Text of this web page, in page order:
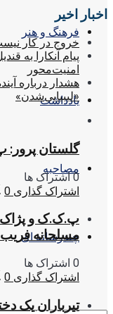
فرهنگ و هنر
یادداشت
مصاحبه
چندرسانه ای
اخبار اخیر
خروج در کار
پیام آنکارا به
امنیت‌محور
هشدار درباره
«لیبیایی‌شدن»
گلستان
0 اشتراک ها
اشتراک گذاری 0
پ.ک.ک و پژاک
مسلحانه
0 اشتراک ها
اشتراک گذاری 0
تیرباران یک